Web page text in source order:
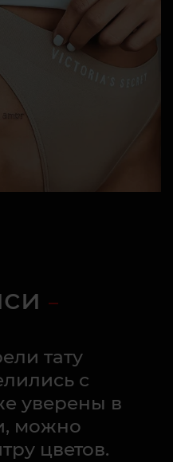
тату
с
уверены в
можно
цветов.